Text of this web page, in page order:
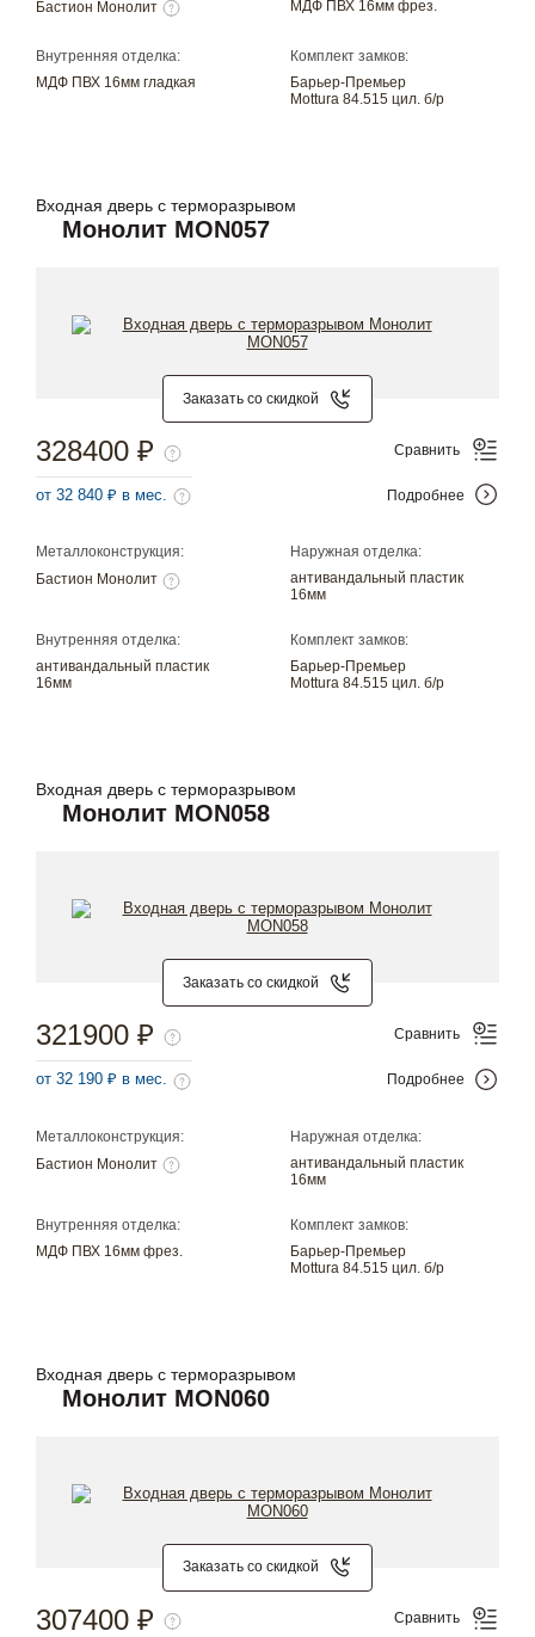
Бастион Монолит МДФ ПВХ 16мм фрез.
Внутренняя отделка:
МДФ ПВХ 16мм гладкая
Комплект замков:
Барьер-Премьер
Mottura 84.515 цил. б/р
Входная дверь с терморазрывом
Монолит MON057
Заказать со скидкой
Металлоконструкция:
Бастион Монолит
Наружная отделка:
антивандальный пластик
16мм
Внутренняя отделка:
антивандальный пластик
16мм
Комплект замков:
Барьер-Премьер
Mottura 84.515 цил. б/р
328400 ₽
от 32 840 ₽ в мес.
Сравнить
Подробнее
Входная дверь с терморазрывом
Монолит MON058
Заказать со скидкой
Металлоконструкция:
Бастион Монолит
Наружная отделка:
антивандальный пластик
16мм
Внутренняя отделка:
МДФ ПВХ 16мм фрез.
Комплект замков:
Барьер-Премьер
Mottura 84.515 цил. б/р
321900 ₽
от 32 190 ₽ в мес.
Сравнить
Подробнее
Входная дверь с терморазрывом
Монолит MON060
Заказать со скидкой
307400 ₽ Сравнить